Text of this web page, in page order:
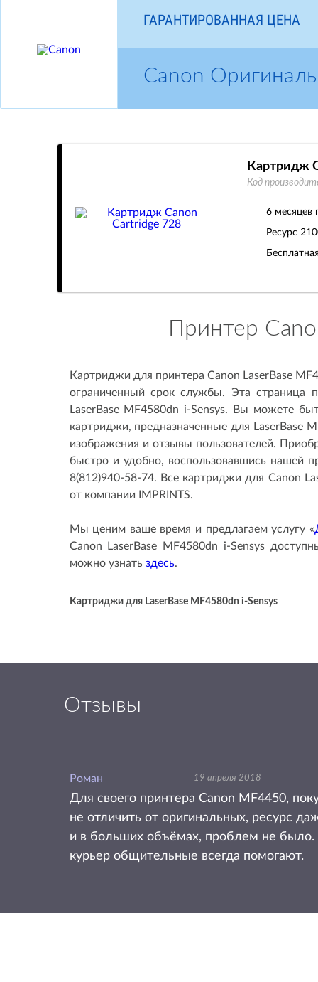
ГАРАНТИРОВАННАЯ ЦЕНА
Canon
Картридж
Код
6 месяцев
Ресурс
Принтер
Картриджи для принтера Canon LaserBase
ограниченный срок службы. Эта страница
LaserBase MF4580dn i-Sensys. Вы можете
картриджи, предназначенные для LaserBase
изображения и отзывы пользователей.
быстро и удобно, воспользовавшись нашей
8(812)940-58-74. Все картриджи для Canon
от компании IMPRINTS.
Мы ценим ваше время и предлагаем услугу «
Canon LaserBase MF4580dn i-Sensys
можно узнать здесь.
Картриджи для LaserBase MF4580dn i-Sensys
Отзывы
Роман 19 апреля 2018
Для своего принтера Canon MF4450,
не отличить от оригинальных, ресурс
и в больших объёмах, проблем не было.
курьер общительные всегда помогают.